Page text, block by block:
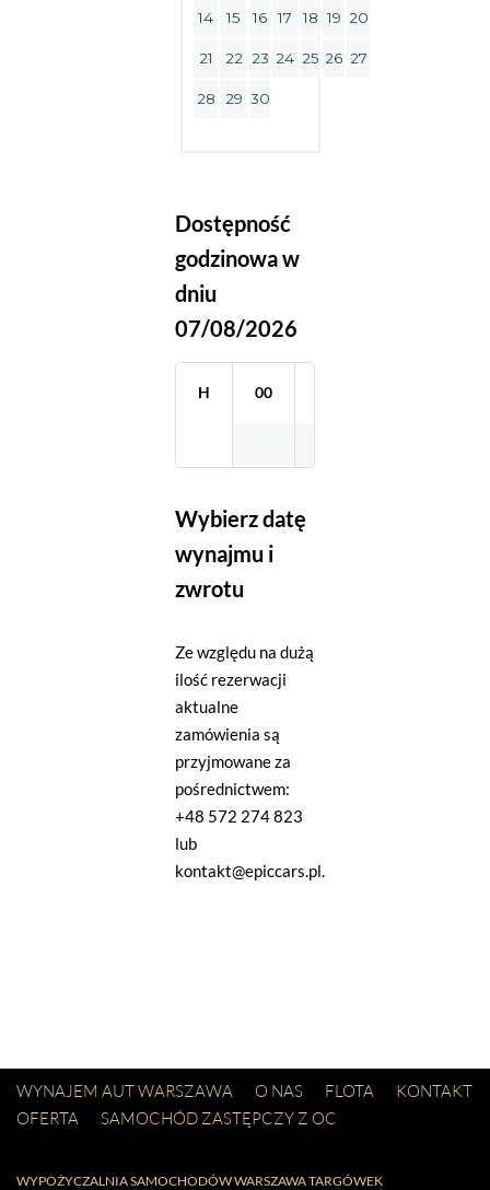
14 15 16 17 18 19 20
21 22 23 24 25 26 27
28 29 30
Dostępność
godzinowa w
dniu
07/08/2026
H 00
Wybierz datę
wynajmu i
zwrotu
Ze względu na dużą
ilość rezerwacji
aktualne
zamówienia są
przyjmowane za
pośrednictwem:
+48 572 274 823
lub
kontakt@epiccars.pl.
WYNAJEM AUT WARSZAWA O NAS FLOTA
KONTAKT
OFERTA
SAMOCHÓD ZASTĘPCZY Z OC
WYPOŻYCZALNIA SAMOCHODÓW WARSZAWA TARGÓWEK